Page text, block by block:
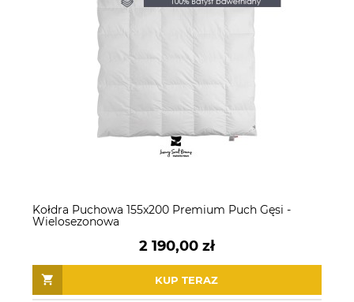
Kołdra Puchowa 155x200 Premium Puch Gęsi -
Wielosezonowa
2 190,00 zł
KUP TERAZ